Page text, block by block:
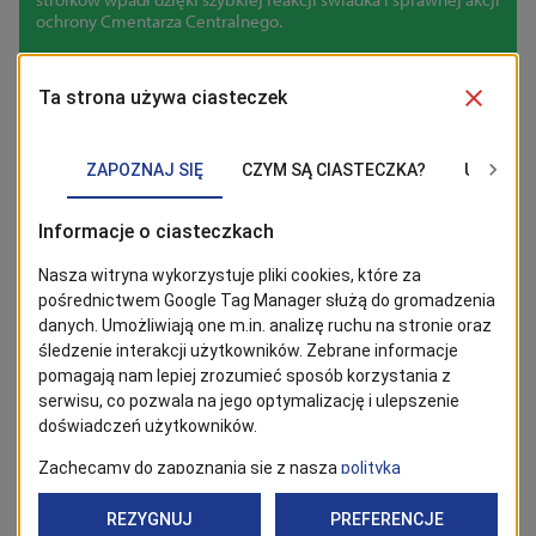
ochrony Cmentarza Centralnego.
Mieszkańcy
Cmentarz Centralny w okresie
świątecznym
Zgodnie z Regulaminem Cmentarza Centralnego w dni
świąteczne, czyli 24, 25 i 26 grudnia, a także 1 stycznia wjazd
samochodem na teren nekropolii nie będzie możliwy.